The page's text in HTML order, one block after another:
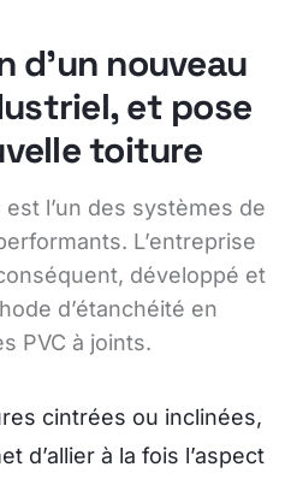
d'un nouveau
et pose
toiture
l’un des systèmes de
L’entreprise
développé et
d’étanchéité en
PVC à joints.
cintrées ou inclinées,
d’allier à la fois l’aspect